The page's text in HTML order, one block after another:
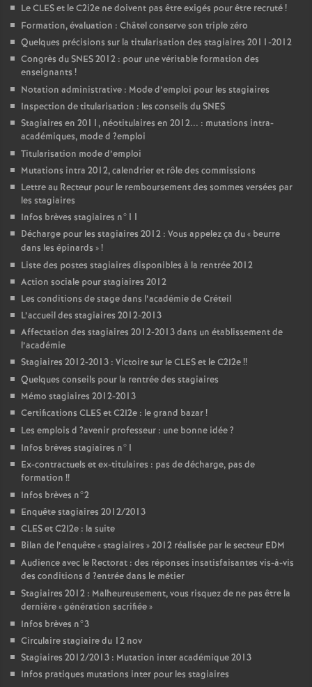
LeCLESet le C2i2e ne doivent pas être exigés pour être recruté!
Formation, évaluation : Châtel conserve son triple zéro
Quelques précisions sur la titularisation des stagiaires 2011-2012
Congrès duSNES2012 : pour une véritable formation des
enseignants !
Notation administrative : Mode d’emploi pour les stagiaires
Inspection de titularisation : les conseils duSNES
Stagiaires en 2011, néotitulaires en 2012... : mutations intra-
académiques, mode d ?emploi
Titularisation mode d’emploi
Mutations intra 2012, calendrier et rôle des commissions
Lettre au Recteur pour le remboursement des sommes versées par
les stagiaires
Infos brèves stagiaires n°11
Décharge pour les stagiaires 2012 : Vous appelez ça du « beurre
dans les épinards »!
Liste des postes stagiaires disponibles à la rentrée 2012
Action sociale pour stagiaires 2012
Les conditions de stage dans l’académie de Créteil
L’accueil des stagiaires 2012-2013
Affectation des stagiaires 2012-2013 dans un établissement de
l’académie
Stagiaires 2012-2013 : Victoire sur leCLESet le C2I2e!!
Quelques conseils pour la rentrée des stagiaires
Mémo stagiaires 2012-2013
Certifications CLESet C2I2e : le grand bazar!
Les emplois d ?avenir professeur : une bonne idée?
Infos brèves stagiaires n°1
Ex-contractuels et ex-titulaires : pas de décharge, pas de
formation !!
Infos brèves n°2
Enquête stagiaires 2012/2013
CLESet C2I2e : la suite
Bilan de l’enquête «stagiaires » 2012 réalisée par le secteur EDM
Audience avec le Rectorat : des réponses insatisfaisantes vis-à-vis
des conditions d ?entrée dans le métier
Stagiaires 2012 : Malheureusement, vous risquez de ne pas être la
dernière «génération sacrifiée»
Infos brèves n°3
Circulaire stagiaire du 12 nov
Stagiaires 2012/2013 : Mutation inter académique 2013
Infos pratiques mutations inter pour les stagiaires